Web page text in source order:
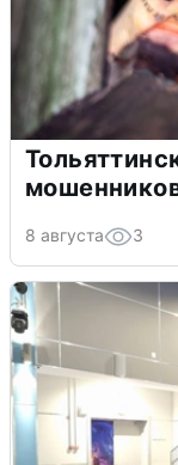
8 августа 3